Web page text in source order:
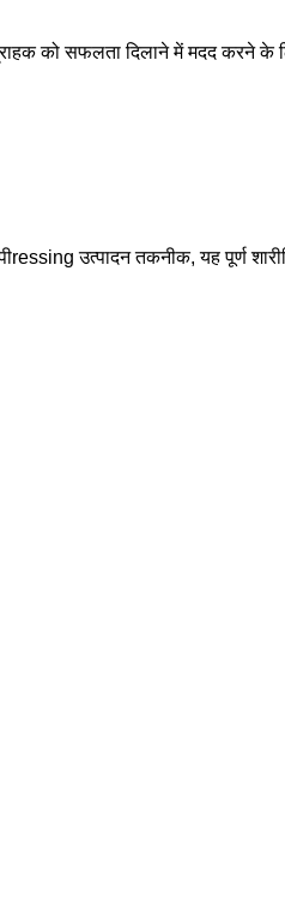
को सफलता दिलाने में मदद करने के
ressing उत्पादन तकनीक, यह पूर्ण